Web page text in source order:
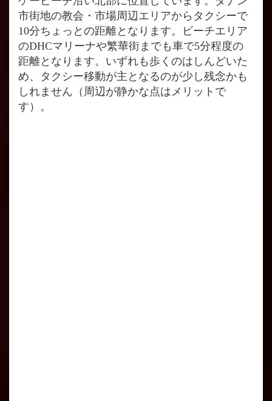
市街地の教会・市場周辺エリアからタクシーで
10分ちょっとの距離となります。ビーチエリア
のDHCマリーナや繁華街までも車で5分程度の
距離となります。いずれも歩くのはしんどいた
め、タクシー移動が主となるのが少し残念かも
しれません（周辺が静かな点はメリットで
す）。